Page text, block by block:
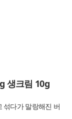
생크림 10g
섞다가 말랑해진 버